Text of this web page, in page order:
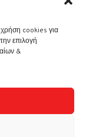
cookies για
επιλογή
&